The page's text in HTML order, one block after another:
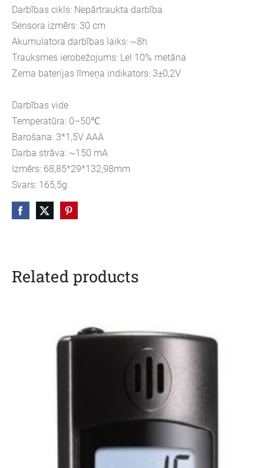
Darbības cikls: Nepārtraukta darbība
Sensora izmērs: 30 cm
Akumulatora darbības laiks: ~8h
Trauksmes ierobežojums: Lel 10% metāna
Zema baterijas līmeņa indikators: 3±0,2V
Darbības vide
Temperatūra: 0–50℃
Barošana: 3*1,5V AAA
Darba strāva: ~150 mA
Izmērs: 68,85*29*132,98mm
Svars: 165,5g
Related products